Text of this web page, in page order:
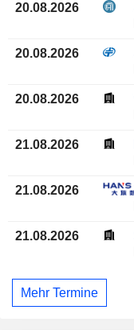
20.08.2026
20.08.2026
20.08.2026
21.08.2026
21.08.2026
21.08.2026
Mehr Termine